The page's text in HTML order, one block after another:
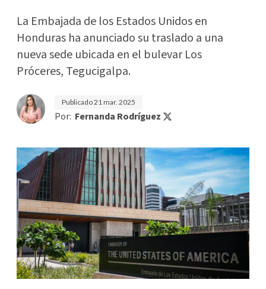
La Embajada de los Estados Unidos en
Honduras ha anunciado su traslado a una
nueva sede ubicada en el bulevar Los
Próceres, Tegucigalpa.
Publicado21 mar. 2025
Por: Fernanda Rodríguez